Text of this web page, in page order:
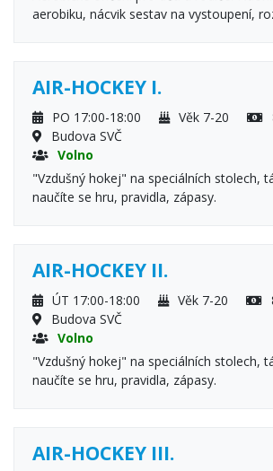
aerobiku, nácvik sestav na vystoupení,
AIR-HOCKEY I.
PO 17:00-18:00 Věk 7-20
Budova SVČ
Volno
"Vzdušný hokej" na speciálních stolech,
naučíte se hru, pravidla, zápasy.
AIR-HOCKEY II.
ÚT 17:00-18:00 Věk 7-20
Budova SVČ
Volno
"Vzdušný hokej" na speciálních stolech,
naučíte se hru, pravidla, zápasy.
AIR-HOCKEY III.